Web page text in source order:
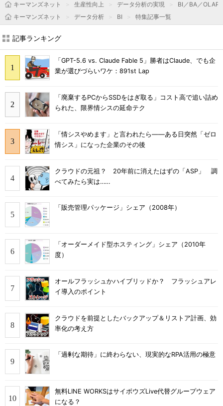
キーマンズネット 生産性向上 データ分析の実現
BI／BA／OLAP
キーマンズネット
データ分析 BI 特集記事一覧
記事ランキング
「GPT-5.6 vs. Claude Fable 5」勝者はClaude、でも企
業が選びづらいワケ：891st Lap
「廃棄するPCからSSDをはぎ取る」コスト高で追い詰め
られた、限界情シスの延命テク
「情シスやめます」と言われたら――ある日突然「ゼロ
情シス」になった企業のその後
クラウドの元祖？ 20年前に消えたはずの「ASP」 調
べてみたら実は……
「販売管理パッケージ」シェア（2008年）
「オーダーメイド型ホスティング」シェア（2010年
度）
オールフラッシュかハイブリッドか？ フラッシュアレ
イ導入のポイント
クラウドを前提としたバックアップ＆リストア計画、効
率化の考え方
「過剰な期待」に終わらない、現実的なRPA活用の極意
無料LINE WORKSはサイボウズLive代替グループウェア
になる？